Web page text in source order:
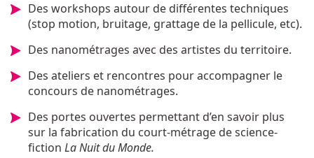
Des workshops autour de différentes techniques
(stop motion, bruitage, grattage de la pellicule, etc).
Des nanométrages avec des artistes du territoire.
Des ateliers et rencontres pour accompagner le
concours de nanométrages.
Des portes ouvertes permettant d’en savoir plus
sur la fabrication du court-métrage de science-
fiction La Nuit du Monde.